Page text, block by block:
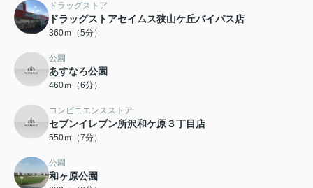
ドラッグストア
ドラッグストアセイムス狭山ケ丘バイパス店
360ｍ（5分）
公園
あすなろ公園
460ｍ（6分）
コンビニエンスストア
セブンイレブン所沢和ケ原３丁目店
550ｍ（7分）
公園
和ヶ原公園